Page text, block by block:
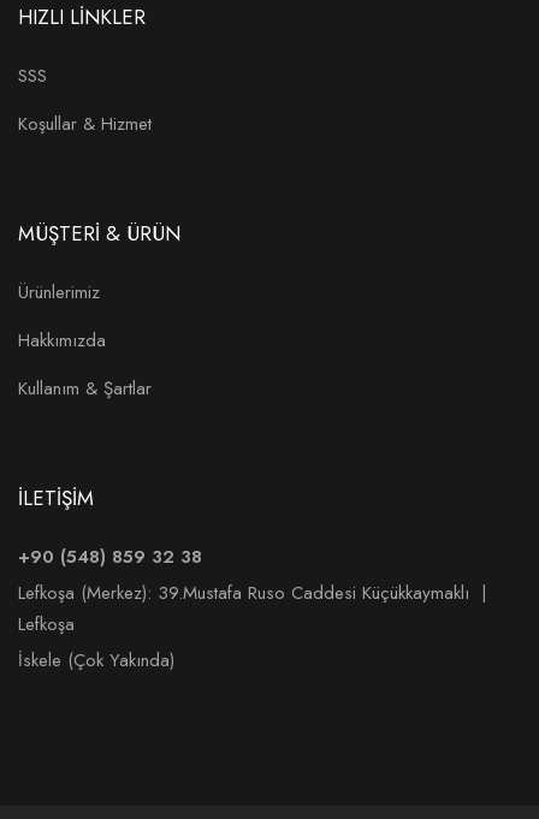
HIZLI LİNKLER
SSS
Koşullar & Hizmet
MÜŞTERİ & ÜRÜN
Ürünlerimiz
Hakkımızda
Kullanım & Şartlar
İLETİŞİM
+90 (548) 859 32 38
Lefkoşa (Merkez): 39.Mustafa Ruso Caddesi Küçükkaymaklı |
Lefkoşa
İskele (Çok Yakında)